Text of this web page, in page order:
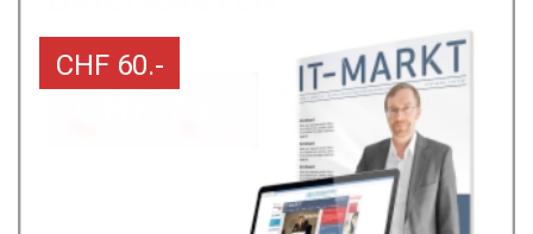
CHF 60.-